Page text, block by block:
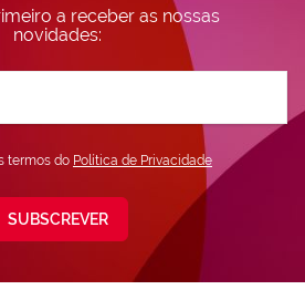
a receber as nossas
novidades:
termos do Política de Privacidade
SUBSCREVER